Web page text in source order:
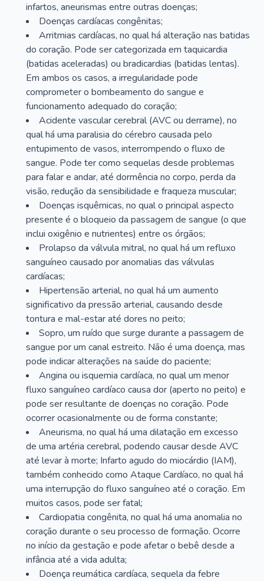
infartos, aneurismas entre outras doenças;
Doenças cardíacas congênitas;
Arritmias cardíacas, no qual há alteração nas batidas
do coração. Pode ser categorizada em taquicardia
(batidas aceleradas) ou bradicardias (batidas lentas).
Em ambos os casos, a irregularidade pode
comprometer o bombeamento do sangue e
funcionamento adequado do coração;
Acidente vascular cerebral (AVC ou derrame), no
qual há uma paralisia do cérebro causada pelo
entupimento de vasos, interrompendo o fluxo de
sangue. Pode ter como sequelas desde problemas
para falar e andar, até dormência no corpo, perda da
visão, redução da sensibilidade e fraqueza muscular;
Doenças isquêmicas, no qual o principal aspecto
presente é o bloqueio da passagem de sangue (o que
inclui oxigênio e nutrientes) entre os órgãos;
Prolapso da válvula mitral, no qual há um refluxo
sanguíneo causado por anomalias das válvulas
cardíacas;
Hipertensão arterial, no qual há um aumento
significativo da pressão arterial, causando desde
tontura e mal-estar até dores no peito;
Sopro, um ruído que surge durante a passagem de
sangue por um canal estreito. Não é uma doença, mas
pode indicar alterações na saúde do paciente;
Angina ou isquemia cardíaca, no qual um menor
fluxo sanguíneo cardíaco causa dor (aperto no peito) e
pode ser resultante de doenças no coração. Pode
ocorrer ocasionalmente ou de forma constante;
Aneurisma, no qual há uma dilatação em excesso
de uma artéria cerebral, podendo causar desde AVC
até levar à morte; Infarto agudo do miocárdio (IAM),
também conhecido como Ataque Cardíaco, no qual há
uma interrupção do fluxo sanguíneo até o coração. Em
muitos casos, pode ser fatal;
Cardiopatia congênita, no qual há uma anomalia no
coração durante o seu processo de formação. Ocorre
no início da gestação e pode afetar o bebê desde a
infância até a vida adulta;
Doença reumática cardíaca, sequela da febre